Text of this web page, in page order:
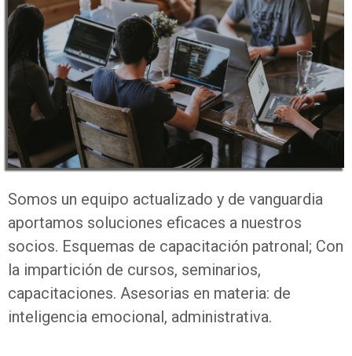
Somos un equipo actualizado y de vanguardia
aportamos soluciones eficaces a nuestros
socios. Esquemas de capacitación patronal; Con
la impartición de cursos, seminarios,
capacitaciones. Asesorias en materia: de
inteligencia emocional, administrativa.